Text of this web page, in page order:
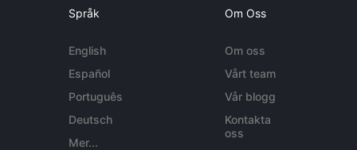
Språk
English
Español
Português
Deutsch
Mer...
Om Oss
Om oss
Vårt team
Vår blogg
Kontakta
oss